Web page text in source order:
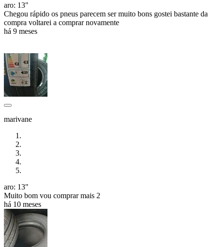
aro: 13"
Chegou rápido os pneus parecem ser muito bons gostei bastante da
compra voltarei a comprar novamente
há 9 meses
marivane
aro: 13"
Muito bom vou comprar mais 2
há 10 meses